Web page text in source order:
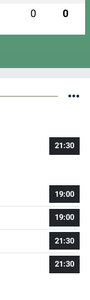
0 0
21:30
19:00
19:00
21:30
21:30